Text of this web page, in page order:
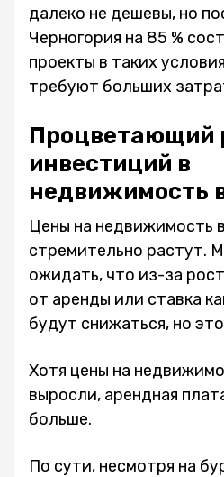
далеко не дешевы, но
Черногория на 85 %
проекты в таких
требуют больших
Процветающий
инвестиций в
недвижимость
Цены на недвижимость
стремительно растут.
ожидать, что из-за
от аренды или ставка
будут снижаться, но
Хотя цены на
выросли, арендная
больше.
По сути, несмотря на